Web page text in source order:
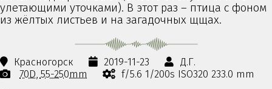
улетающими уточками). В этот раз – птица с фоном
из жёлтых листьев и на загадочных щщах.
Красногорск 2019-11-23
Д.Г.
70D 55-250mm
f/5.6 1/200s ISO320 233.0 mm